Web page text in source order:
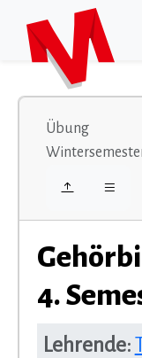
Übung
4.
Lehrende: